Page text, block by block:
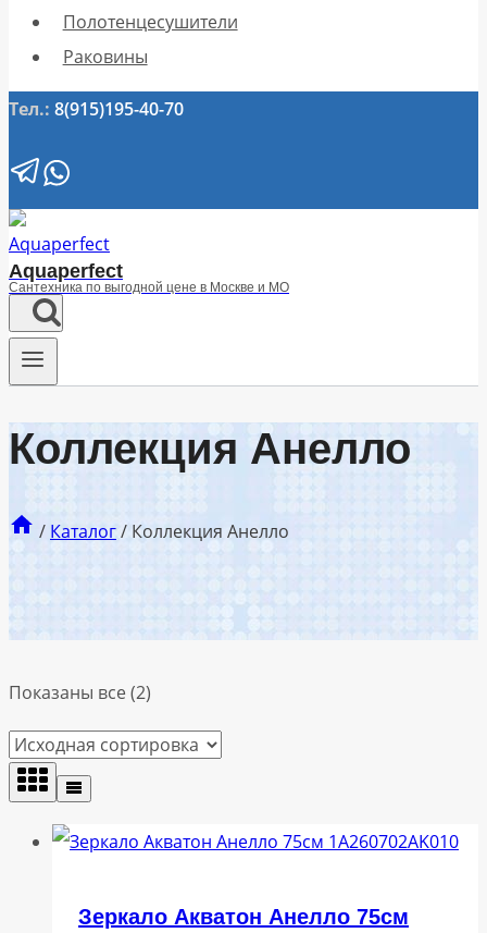
Полотенцесушители
Раковины
Тел.: 8(915)195-40-70
Aquaperfect
Сантехника по выгодной цене в Москве и МО
Коллекция Анелло
/ Каталог/ Коллекция Анелло
Показаны все (2)
Зеркало Акватон Анелло 75см